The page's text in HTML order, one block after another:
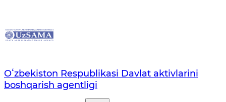
Oʻzbekiston Respublikasi Davlat aktivlarini
boshqarish agentligi